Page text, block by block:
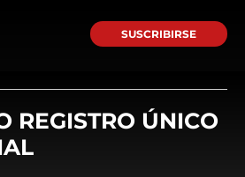
SUSCRIBIRSE
REGISTRO ÚNICO